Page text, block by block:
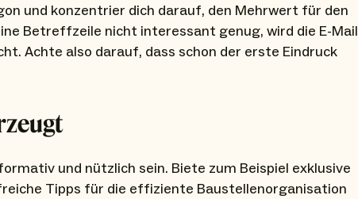
und konzentrier dich darauf, den Mehrwert für den
Betreffzeile nicht interessant genug, wird die E-Mail
Achte also darauf, dass schon der erste Eindruck
und nützlich sein. Biete zum Beispiel exklusive
Tipps für die effiziente Baustellenorganisation